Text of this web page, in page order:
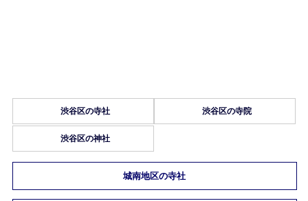
渋谷区の寺社 渋谷区の寺院
渋谷区の神社
城南地区の寺社